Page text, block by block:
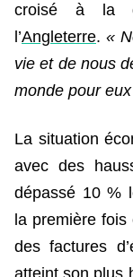
croisé à la
l’Angleterre. «
vie et de nous
monde pour
La situation
avec des
dépassé 10 %
la première fois
des factures